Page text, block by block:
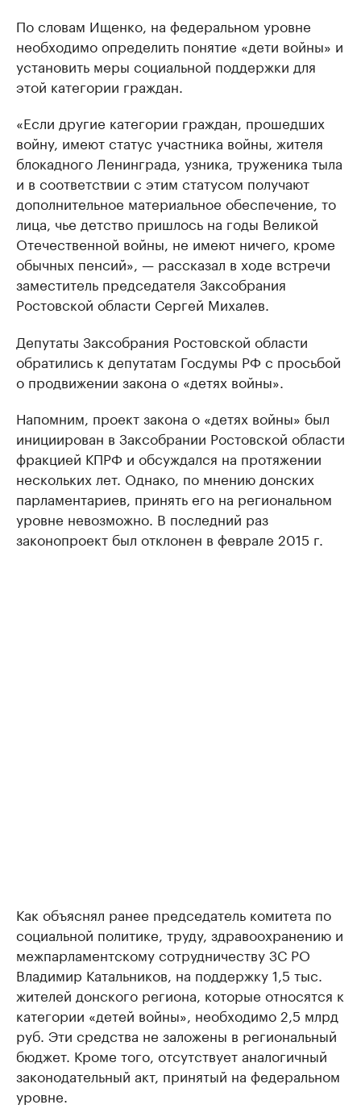
По словам Ищенко, на федеральном уровне
необходимо определить понятие «дети войны» и
установить меры социальной поддержки для
этой категории граждан.
«Если другие категории граждан, прошедших
войну, имеют статус участника войны, жителя
блокадного Ленинграда, узника, труженика тыла
и в соответствии с этим статусом получают
дополнительное материальное обеспечение, то
лица, чье детство пришлось на годы Великой
Отечественной войны, не имеют ничего, кроме
обычных пенсий», — рассказал в ходе встречи
заместитель председателя Заксобрания
Ростовской области Сергей Михалев.
Депутаты Заксобрания Ростовской области
обратились к депутатам Госдумы РФ с просьбой
о продвижении закона о «детях войны».
Напомним, проект закона о «детях войны» был
инициирован в Заксобрании Ростовской области
фракцией КПРФ и обсуждался на протяжении
нескольких лет. Однако, по мнению донских
парламентариев, принять его на региональном
уровне невозможно. В последний раз
законопроект был отклонен в феврале 2015 г.
Как объяснял ранее председатель комитета по
социальной политике, труду, здравоохранению и
межпарламентскому сотрудничеству ЗС РО
Владимир Катальников, на поддержку 1,5 тыс.
жителей донского региона, которые относятся к
категории «детей войны», необходимо 2,5 млрд
руб. Эти средства не заложены в региональный
бюджет. Кроме того, отсутствует аналогичный
законодательный акт, принятый на федеральном
уровне.